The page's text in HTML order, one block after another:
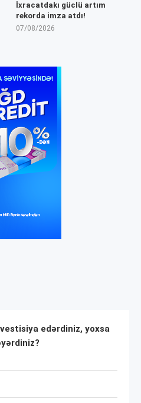
İxracatdakı güclü artım
rekorda imza atdı!
07/08/2026
edərdiniz, yoxsa